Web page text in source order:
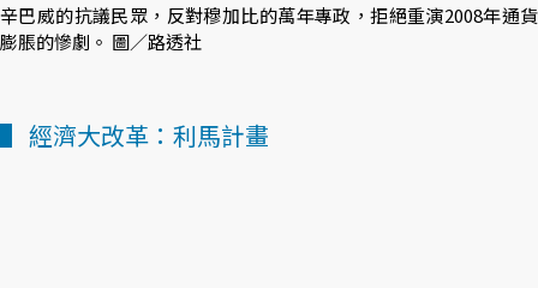
辛巴威的抗議民眾，反對穆加比的萬年專政，拒絕重演2008年通貨
膨脹的慘劇。 圖／路透社
▌ 經濟大改革：利馬計畫